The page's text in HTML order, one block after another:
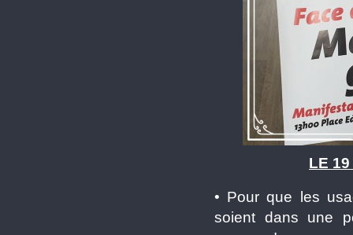
LE
• Pour que les
soient dans une